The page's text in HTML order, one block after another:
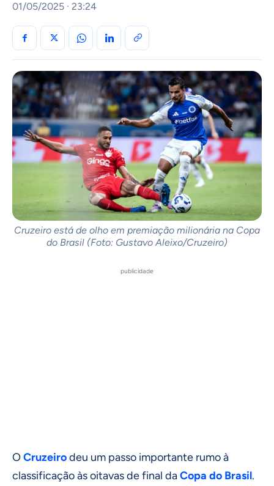
01/05/2025 · 23:24
Cruzeiro está de olho em premiação milionária na Copa
do Brasil (Foto: Gustavo Aleixo/Cruzeiro)
publicidade
OCruzeirodeu um passo importante rumo à
classificação às oitavas de final daCopa do Brasil.